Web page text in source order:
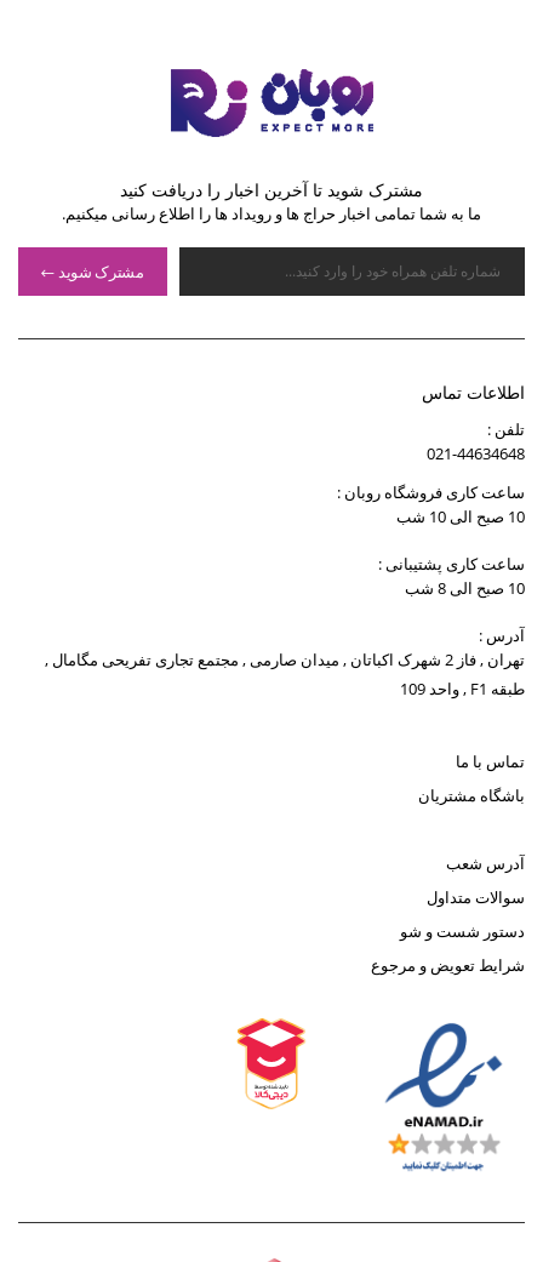
مشترک شوید تا آخرین اخبار را دریافت کنید
ما به شما تمامی اخبار حراج ها و رویداد ها را اطلاع رسانی میکنیم.
مشترک شوید
اطلاعات تماس
تلفن :
021-44634648
ساعت کاری فروشگاه روبان :
10 صبح الی 10 شب
ساعت کاری پشتیبانی :
10 صبح الی 8 شب
آدرس :
تهران , فاز 2 شهرک اکباتان , میدان صارمی , مجتمع تجاری تفریحی مگامال ,
طبقه F1 , واحد 109
تماس با ما
باشگاه مشتریان
آدرس شعب
سوالات متداول
دستور شست و شو
شرایط تعویض و مرجوع